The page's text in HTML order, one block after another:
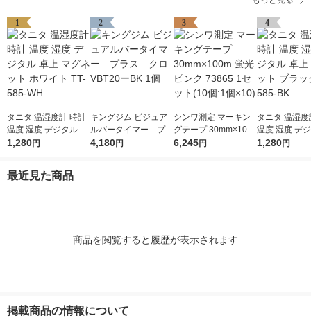
1
タニタ 温湿度計 時計
温度 湿度 デジタル 卓
上 マグネット ホワイ
1,280円
2
キングジム ビジュア
ルバータイマー プラ
ス クロ VBT20ーBK
4,180円
3
シンワ測定 マーキン
グテープ 30mm×100
m 蛍光ピンク 73865
6,245円
4
タニタ 温湿
温度 湿度 デ
上 マグネッ
1,280円
最近見た商品
商品を閲覧すると履歴が表示されます
掲載商品の情報について